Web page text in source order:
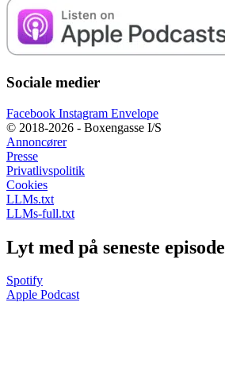
Sociale medier
Facebook Instagram Envelope
© 2018-2026 - Boxengasse I/S
Annoncører
Presse
Privatlivspolitik
Cookies
LLMs.txt
LLMs-full.txt
Lyt med på seneste episode
Spotify
Apple Podcast